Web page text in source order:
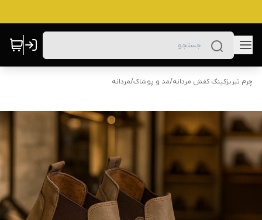
چرم تبریزکینگ کفش مردانه/مد و پوشاک/مردانه